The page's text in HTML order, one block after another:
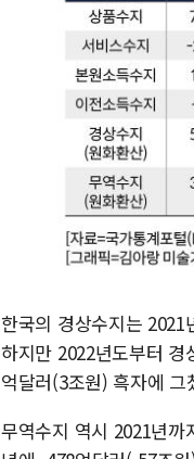
한국의 경상수지는
하지만 2022년도부터
억달러(3조원) 흑자에
무역수지 역시 2021년